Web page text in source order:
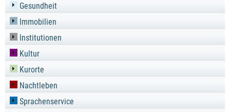
Gesundheit
Immobilien
Institutionen
Kultur
Kurorte
Nachtleben
Sprachenservice